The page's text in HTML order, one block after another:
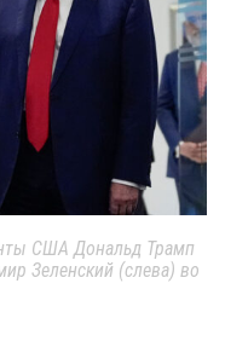
США Дональд Трамп
Зеленский (слева) во